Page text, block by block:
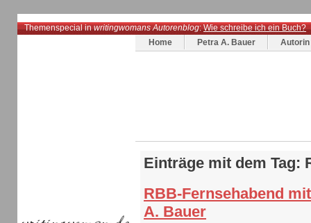
Themenspecial inwritingwomans Autorenblog:Wie schreibe ich ein Buch?
Home
Petra A. Bauer Autorin
Einträge mit dem Tag:
RBB-Fernsehabend
A. Bauer